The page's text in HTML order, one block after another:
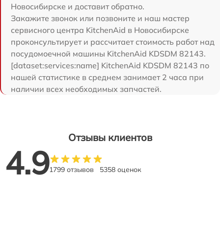
Новосибирске и доставит обратно.
Закажите звонок или позвоните и наш мастер
сервисного центра KitchenAid в Новосибирске
проконсультирует и рассчитает стоимость работ над
посудомоечной машины KitchenAid KDSDM 82143.
[dataset:services:name] KitchenAid KDSDM 82143 по
нашей статистике в среднем занимает 2 часа при
наличии всех необходимых запчастей.
Отзывы клиентов
4.91799 отзывов 5358 оценок